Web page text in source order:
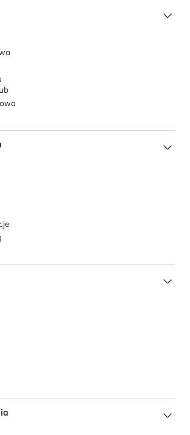
znany i ceniony przez mamy –
od 1. dnia życia – delikatny i
NMF (kwas mlekowy, mleczan sodu),
pochodzenia naturalnego –
witaminowy i ekstrakt z bawełny –
chroni skórę,
włosów,
spłukuje i nie pozostawia osadu –
opinia Instytutu Centrum Zdrowia